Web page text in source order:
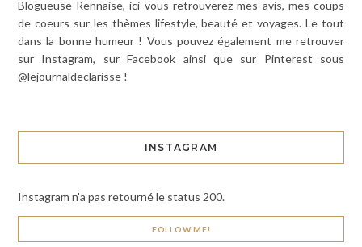
Blogueuse Rennaise, ici vous retrouverez mes avis, mes coups
de coeurs sur les thèmes lifestyle, beauté et voyages. Le tout
dans la bonne humeur ! Vous pouvez également me retrouver
sur Instagram, sur Facebook ainsi que sur Pinterest sous
@lejournaldeclarisse !
INSTAGRAM
Instagram n'a pas retourné le status 200.
FOLLOW ME!